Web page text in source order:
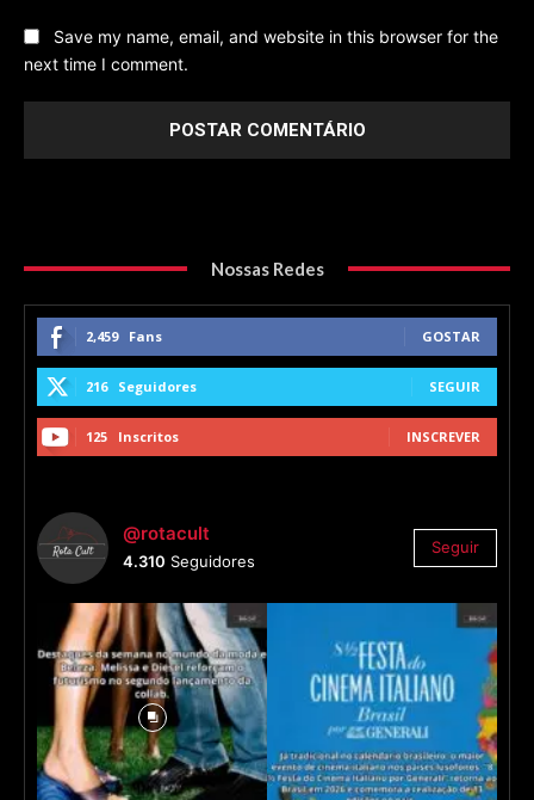
Save my name, email, and website in this browser for the
next time I comment.
Nossas Redes
2,459 Fans GOSTAR
216 Seguidores SEGUIR
125 Inscritos INSCREVER
@rotacult
4.310 Seguidores
Seguir